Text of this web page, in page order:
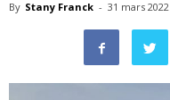
By Stany Franck - 31 mars 2022